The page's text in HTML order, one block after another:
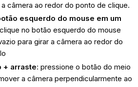
câmera ao redor do ponto de clique.
esquerdo do mouse em um
no botão esquerdo do mouse
para girar a câmera ao redor do
+ arraste: pressione o botão do meio
a câmera perpendicularmente ao